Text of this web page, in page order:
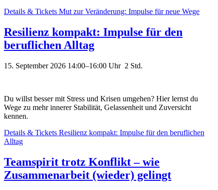
Details & Tickets Mut zur Veränderung: Impulse für neue Wege
Resilienz kompakt: Impulse für den
beruflichen Alltag
15. September 2026 14:00–16:00 Uhr 2 Std.
Du willst besser mit Stress und Krisen umgehen? Hier lernst du
Wege zu mehr innerer Stabilität, Gelassenheit und Zuversicht
kennen.
Details & Tickets Resilienz kompakt: Impulse für den beruflichen
Alltag
Teamspirit trotz Konflikt – wie
Zusammenarbeit (wieder) gelingt